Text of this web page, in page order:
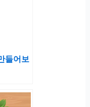
들어보